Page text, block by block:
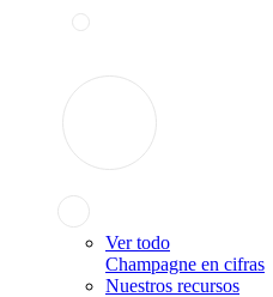
Ver todo
Champagne en cifras
Nuestros recursos